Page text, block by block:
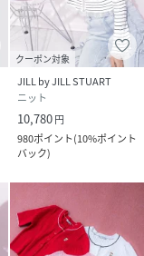
クーポン対象
JILL by JILL STUART
ニット
10,780円
980ポイント(10%ポイント
バック)